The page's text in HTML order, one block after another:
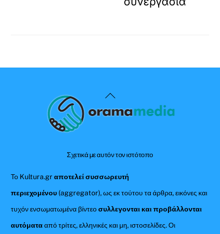
Back
To
Σχετικά με αυτόν τον ιστότοπο
Το Kultura.grαποτελεί συσσωρευτή
περιεχομένου (aggregator), ως εκ τούτου τα άρθρα, εικόνες και
τυχόν ενσωματωμένα βίντεοσυλλεγονται και προβάλλονται
αυτόματααπό τρίτες, ελληνικές και μη, ιστοσελίδες. Οι